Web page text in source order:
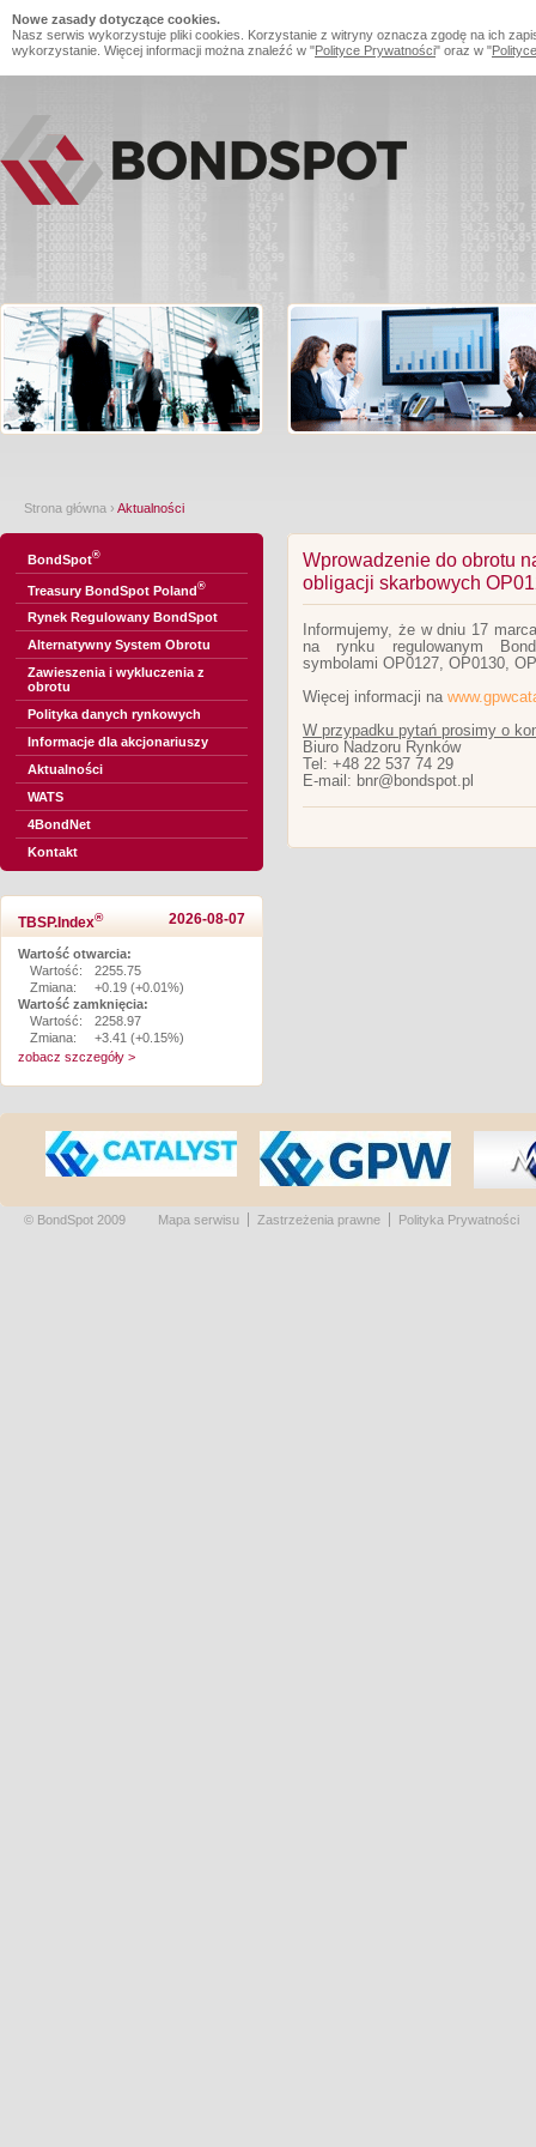
Nowe zasady dotyczące cookies.
Nasz serwis wykorzystuje pliki cookies. Korzystanie z witryny oznacza zgodę na ich
wykorzystanie. Więcej informacji można znaleźć w "Polityce Prywatności" oraz w "
Strona główna › Aktualności
BondSpot®
Treasury BondSpot Poland®
Rynek Regulowany BondSpot
Alternatywny System Obrotu
Zawieszenia i wykluczenia z
obrotu
Polityka danych rynkowych
Informacje dla akcjonariuszy
Aktualności
WATS
4BondNet
Kontakt
TBSP.Index® 2026-08-07
Wartość otwarcia:
Wartość:
2255.75
Zmiana:
+0.19 (+0.01%)
Wartość zamknięcia:
Wartość:
2258.97
Zmiana:
+3.41 (+0.15%)
zobacz szczegóły >
Wprowadzenie do obrotu
obligacji skarbowych
Informujemy, że w dniu 17
na rynku regulowanym
symbolami OP0127, OP0130,
Więcej informacji na
W przypadku pytań prosimy o
Biuro Nadzoru Rynków
Tel: +48 22 537 74 29
E-mail: bnr@bondspot.pl
© BondSpot 2009 Mapa serwisu Zastrzeżenia prawne Polityka Prywatności